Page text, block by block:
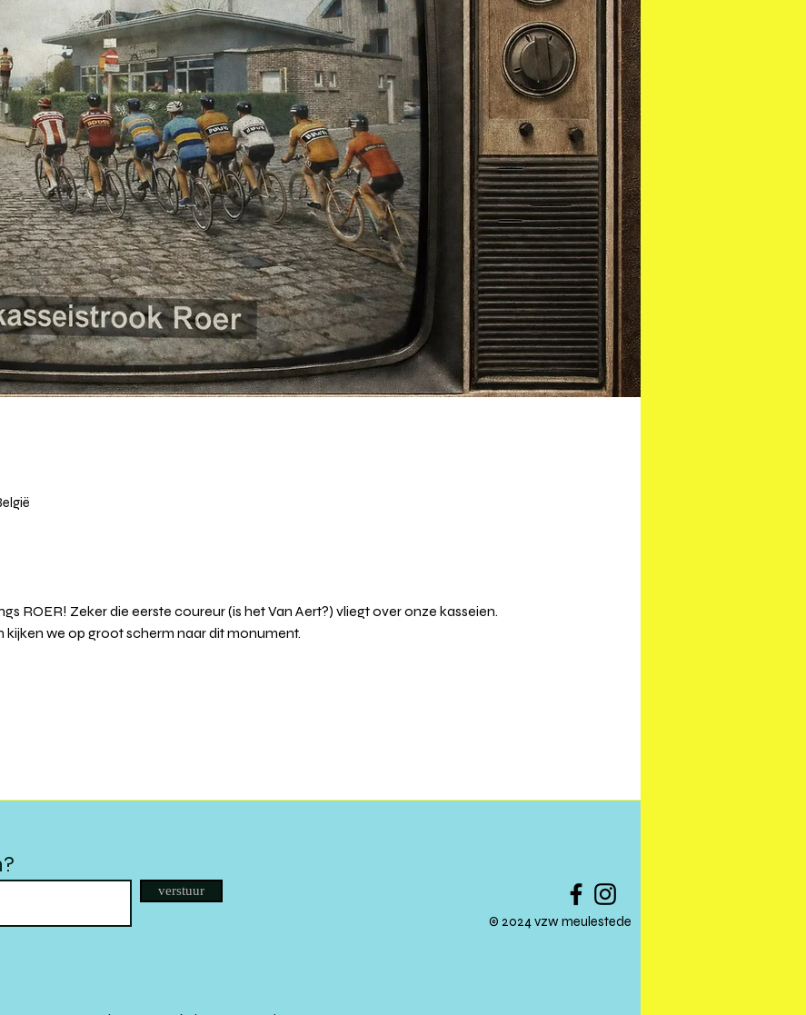
ROER! Zeker die eerste coureur (is het Van Aert?) vliegt over onze kasseien.
we op groot scherm naar dit monument.
verstuur
© 2024 vzw meulestede